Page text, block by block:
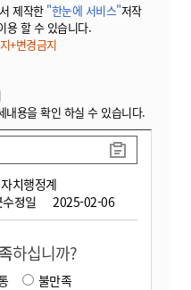
제작한 "한눈에 서비스"저작
용 할 수 있습니다.
+변경금지
용을 확인 하실 수 있습니다.
치행정계
정일 2025-02-06
하십니까?
불만족